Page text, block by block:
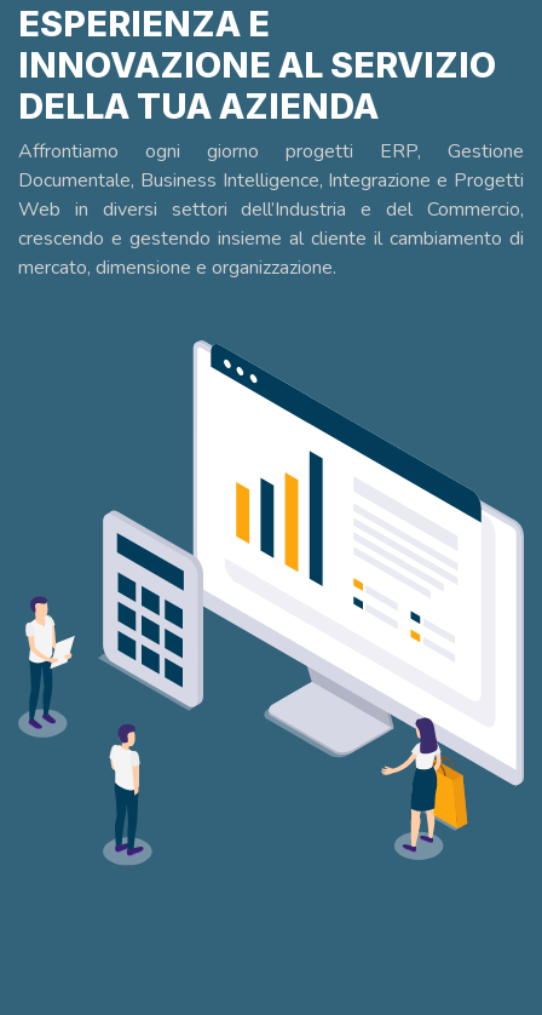
ESPERIENZA E
INNOVAZIONE AL SERVIZIO
DELLA TUA AZIENDA
Affrontiamo ogni giorno progetti ERP, Gestione
Documentale, Business Intelligence, Integrazione e Progetti
Web in diversi settori dell’Industria e del Commercio,
crescendo e gestendo insieme al cliente il cambiamento di
mercato, dimensione e organizzazione.